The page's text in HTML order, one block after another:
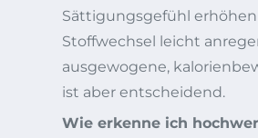
Sättigungsgefühl
Stoffwechsel leicht
ausgewogene,
ist aber entscheidend.
Wie erkenne ich